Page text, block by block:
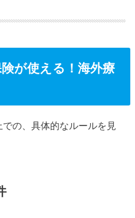
が使える！海外療
の、具体的なルールを見